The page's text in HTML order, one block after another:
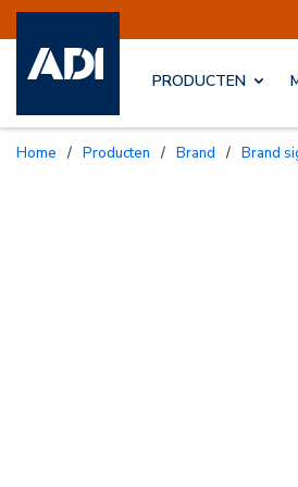
Mededeling
PRODUCTEN
Home / Producten / Brand / Brand